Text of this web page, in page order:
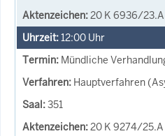
20 K 6936/23.A
12:00 Uhr
Mündliche
Hauptverfahren
351
20 K 9274/25.A